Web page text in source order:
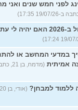
לפני חמש שנים
בזה?
במדעי המחשב או
אמיתית
ללמוד למבחן?